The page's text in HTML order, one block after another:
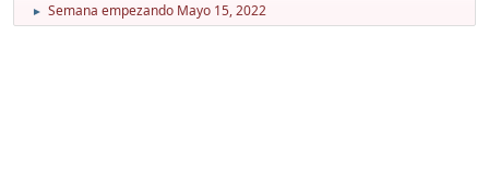
► Semana empezando Mayo 15, 2022